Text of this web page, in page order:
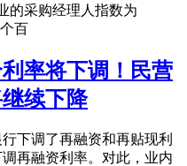
的采购经理人指数为
百
率将下调！民营
续下降
下调了再融资和再贴现利
再融资利率。对此，业内